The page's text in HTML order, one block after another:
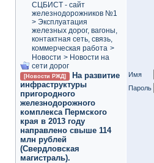
СЦБИСТ - сайт
железнодорожников №1
> Эксплуатация
железных дорог, вагоны,
контактная сеть, связь,
коммерческая работа >
Новости > Новости на
сети дорог
[Новости РЖД]
На развитие
инфраструктуры
пригородного
железнодорожного
комплекса Пермского
края в 2013 году
направлено свыше 114
млн рублей
(Свердловская
магистраль).
Имя
Пароль